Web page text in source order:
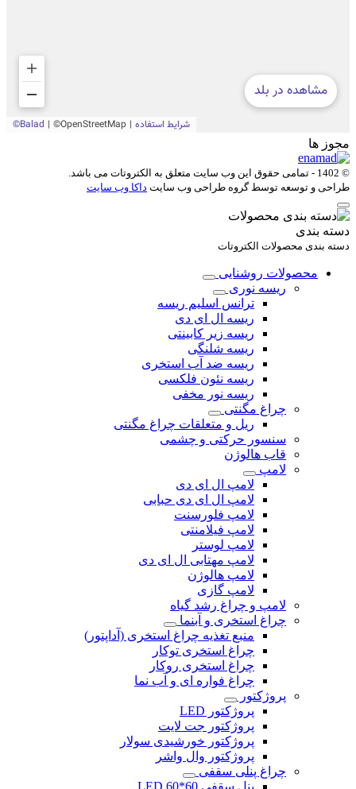
مجوز ها
© 1402 - تمامی حقوق این وب سایت متعلق به الکتروتات می باشد.
طراحی و توسعه توسط گروه طراحی وب سایت داکا وب سایت
دسته بندی
دسته بندی محصولات الکتروتات
محصولات روشنایی
ریسه نوری
ترانس اسلیم ریسه
ریسه ال ای دی
ریسه زیر کابینتی
ریسه شلنگی
ریسه ضد آب استخری
ریسه نئون فلکسی
ریسه نور مخفی
چراغ مگنتی
ریل و متعلقات چراغ مگنتی
سنسور حرکتی و چشمی
قاب هالوژن
لامپ
لامپ ال ای دی
لامپ ال ای دی حبابی
لامپ فلورسنت
لامپ فیلامنتی
لامپ لوستر
لامپ مهتابی ال ای دی
لامپ هالوژن
لامپ گازی
لامپ و چراغ رشد گیاه
چراغ استخری و آبنما
منبع تغذیه چراغ استخری (آداپتور)
چراغ استخری توکار
چراغ استخری روکار
چراغ فواره ای و آب نما
پروژکتور
پروژکتور LED
پروژکتور جت لایت
پروژکتور خورشیدی سولار
پروژکتور وال واشر
چراغ پنلی سقفی
پنل سقفی 60*60 LED